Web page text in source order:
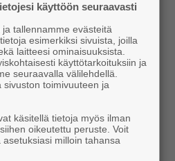
käyttöön seuraavasti
tallennamme evästeitä
esimerkiksi sivuista, joilla
laitteesi ominaisuuksista.
käyttötarkoituksiin ja
seuraavalla välilehdellä.
sivuston toimivuuteen ja
käsitellä tietoja myös ilman
oikeutettu peruste. Voit
milloin tahansa